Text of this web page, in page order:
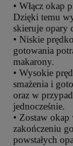
• Włącz okap
Dzięki temu
skieruje opary
• Niskie
gotowania
makarony.
• Wysokie
smażenia i
oraz w
jednocześnie.
• Zostaw
zakończeniu
powstałych